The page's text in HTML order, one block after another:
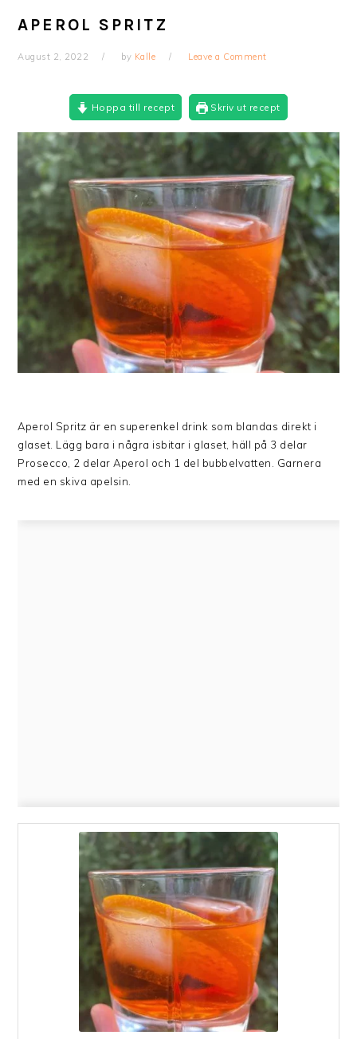
APEROL SPRITZ
August 2, 2022 by Kalle Leave a Comment
Hoppa till recept Skriv ut recept
Aperol Spritz är en superenkel drink som blandas direkt i
glaset. Lägg bara i några isbitar i glaset, häll på 3 delar
Prosecco, 2 delar Aperol och 1 del bubbelvatten. Garnera
med en skiva apelsin.